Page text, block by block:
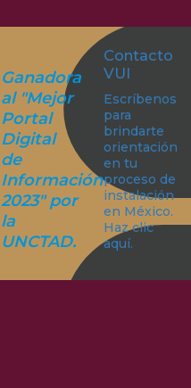
Ganadora
al "Mejor
Portal
Digital
de
Información
2023" por
la
UNCTAD.
Contacto
VUI
Escríbenos
para
brindarte
orientación
en tu
proceso de
instalación
en México.
Haz clic
aquí.